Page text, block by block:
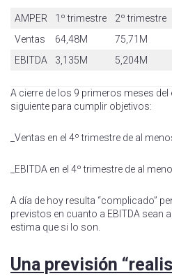
AMPER 1º trimestre 2º trimestre
Ventas
64,48M 75,71M
EBITDA
3,135M 5,204M
A cierre de los 9 primeros meses
siguiente para cumplir objetivos:
_Ventas en el 4º trimestre de al
_EBITDA en el 4º trimestre de al
A día de hoy resulta “complicado”
previstos en cuanto a EBITDA sean
estima que si lo son.
Una previsión